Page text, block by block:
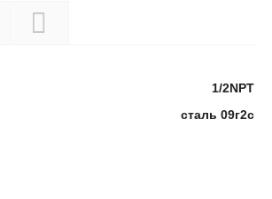
1/2NPT
сталь 09г2с